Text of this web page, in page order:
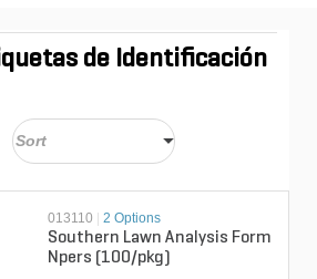
de Identificación
013110 2 Options
Southern Lawn Analysis Form
Npers (100/pkg)